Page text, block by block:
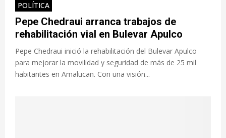
POLÍTICA
Pepe Chedraui arranca trabajos de
rehabilitación vial en Bulevar Apulco
Pepe Chedraui inició la rehabilitación del Bulevar Apulco
para mejorar la movilidad y seguridad de más de 25 mil
habitantes en Amalucan. Con una visión...